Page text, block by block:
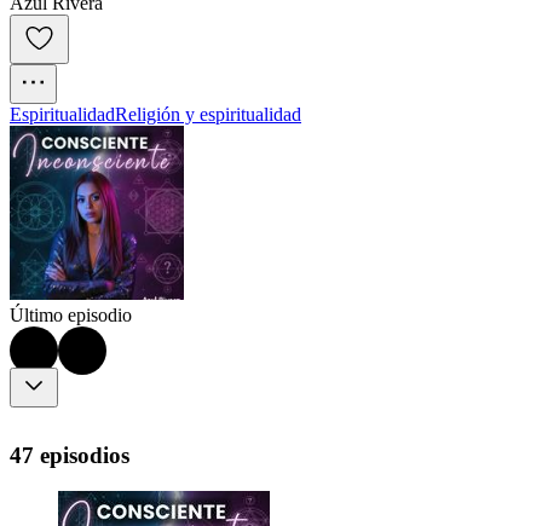
EspiritualidadReligión y espiritualidad
Último episodio
47 episodios